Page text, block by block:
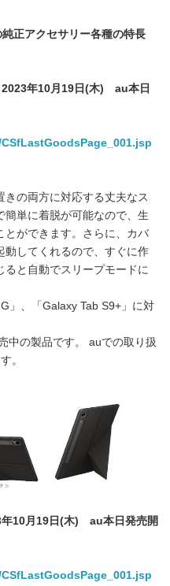
純正アクセサリー各種の特長
2023年10月 19 日 (木) au本日
の両方に対応する丈夫なス
簡単に着脱が可能なので、生
とができます。さらに、カバ
動してくれるので、すぐに作
と自動でスリープモードに
」、「Galaxy Tab S9+」に対
中の製品です。 auでの取り扱
。
年10 月 19 日 (木) au本日発売開